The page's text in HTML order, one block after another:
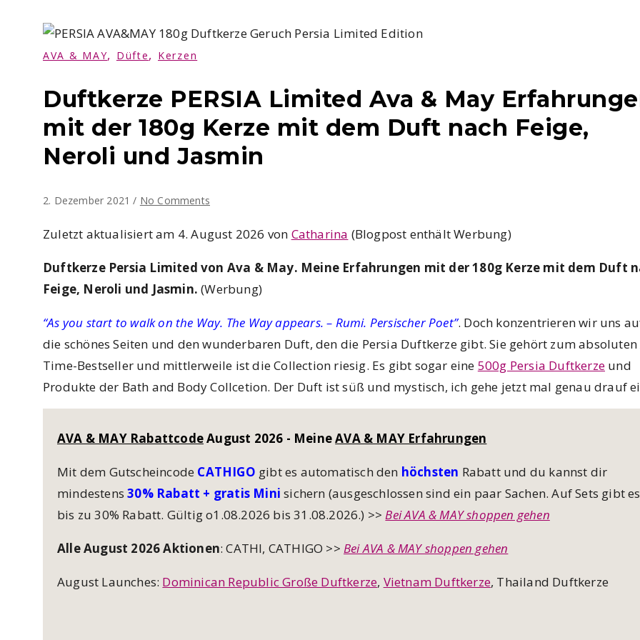
AVA & MAY, Düfte, Kerzen
Duftkerze PERSIA Limited Ava & May
mit der 180g Kerze mit dem Duft nach Feige,
Neroli und Jasmin
2. Dezember 2021 / No Comments
Zuletzt aktualisiert am 4. August 2026 von Catharina (Blogpost enthält Werbung)
Duftkerze Persia Limited von Ava & May. Meine Erfahrungen mit der 180g Kerze mit dem Duft
Feige, Neroli und Jasmin. (Werbung)
“As you start to walk on the Way. The Way appears. – Rumi. Persischer Poet”. Doch konzentrieren wir uns
die schönes Seiten und den wunderbaren Duft, den die Persia Duftkerze gibt. Sie gehört zum
Time-Bestseller und mittlerweile ist die Collection riesig. Es gibt sogar eine 500g Persia Duftkerze und
Produkte der Bath and Body Collcetion. Der Duft ist süß und mystisch, ich gehe jetzt mal genau drauf
AVA & MAY RabattcodeAugust 2026 - MeineAVA & MAY Erfahrungen
Mit dem Gutscheincode CATHIGO gibt es automatisch den höchsten Rabatt und du kannst dir
mindestens30% Rabatt + gratis Mini sichern (ausgeschlossen sind ein paar Sachen. Auf Sets gibt es
bis zu 30% Rabatt. Gültig o1.08.2026 bis 31.08.2026.) >>Bei AVA & MAY shoppen gehen
Alle August 2026 Aktionen: CATHI, CATHIGO >> Bei AVA & MAY shoppen gehen
August Launches: Dominican Republic Große Duftkerze, Vietnam Duftkerze, Thailand Duftkerze